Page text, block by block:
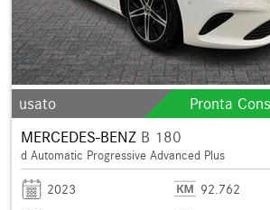
usato Pronta
MERCEDES-BENZ B 180
d Automatic Progressive Advanced Plus
2023
92.762